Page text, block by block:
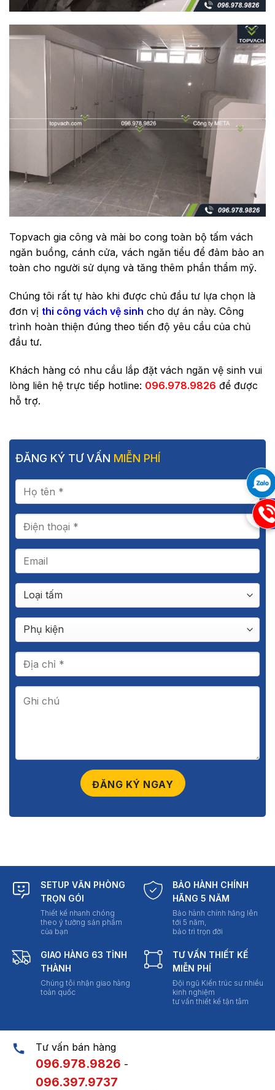
Topvach gia công và mài bo cong toàn bộ tấm vách
ngăn buồng, cánh cửa, vách ngăn tiểu để đảm bảo an
toàn cho người sử dụng và tăng thêm phần thẩm mỹ.
Chúng tôi rất tự hào khi được chủ đầu tư lựa chọn là
đơn vị thi công vách vệ sinh cho dự án này. Công
trình hoàn thiện đúng theo tiến độ yêu cầu của chủ
đầu tư.
Khách hàng có nhu cầu lắp đặt vách ngăn vệ sinh vui
lòng liên hệ trực tiếp hotline: 096.978.9826 để được
hỗ trợ.
ĐĂNG KÝ TƯ VẤN MIỄN PHÍ
SETUP VĂN PHÒNG
TRỌN GÓI
Thiết kế nhanh chóng
theo ý tưởng sản phẩm
của bạn
BẢO HÀNH CHÍNH
HÃNG 5 NĂM
Bảo hành chính hãng lên
tới 5 năm,
bảo trì trọn đời
GIAO HÀNG 63 TỈNH
THÀNH
Chúng tôi nhận giao hàng
toàn quốc
TƯ VẤN THIẾT KẾ
MIỄN PHÍ
Đội ngũ Kiến trúc sư nhiều
kinh nghiệm
tư vấn thiết kế tận tâm
Tư vấn bán hàng
096.978.9826 -
096.397.9737